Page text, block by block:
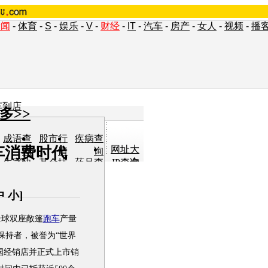
- 体育 - S - 娱乐 - V - 财经 - IT - 汽车 - 房产 - 女人 - 视频 - 播
>>
成语查
询
股市行
情
疾病查
询
网址大
全
生字快
基金排
药品查
IP查询
到店
费时代
小]
双座敞篷跑车产量
持者，被誉为“世界
经销店并正式上市销